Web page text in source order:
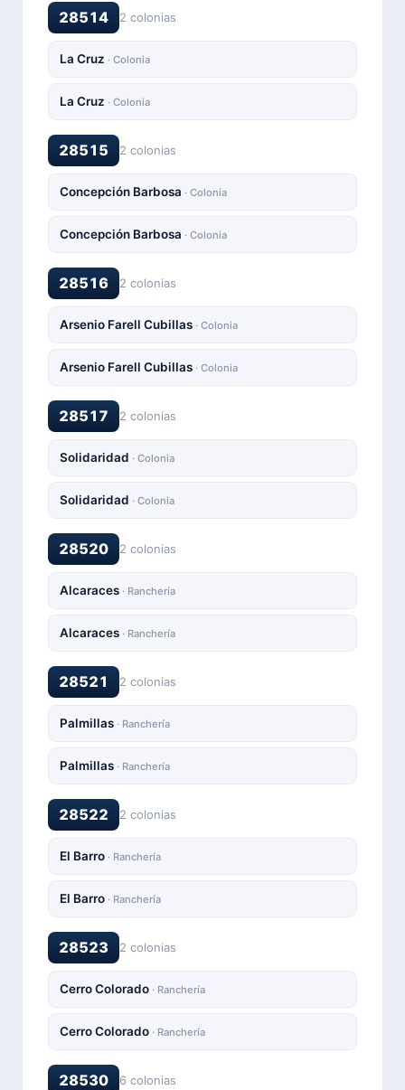
28514 2 colonias
La Cruz · Colonia
La Cruz · Colonia
28515 2 colonias
Concepción Barbosa · Colonia
Concepción Barbosa · Colonia
28516 2 colonias
Arsenio Farell Cubillas · Colonia
Arsenio Farell Cubillas · Colonia
28517 2 colonias
Solidaridad · Colonia
Solidaridad · Colonia
28520 2 colonias
Alcaraces · Ranchería
Alcaraces · Ranchería
28521 2 colonias
Palmillas · Ranchería
Palmillas · Ranchería
28522 2 colonias
El Barro · Ranchería
El Barro · Ranchería
28523 2 colonias
Cerro Colorado · Ranchería
Cerro Colorado · Ranchería
28530 6 colonias